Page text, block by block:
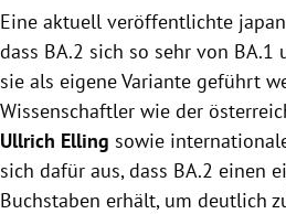
Eine aktuell veröffentlichte
dass BA.2 sich so sehr von BA.1
sie als eigene Variante geführt
Wissenschaftler wie der
Ullrich Elling sowie
sich dafür aus, dass BA.2 einen
Buchstaben erhält, um deutlich